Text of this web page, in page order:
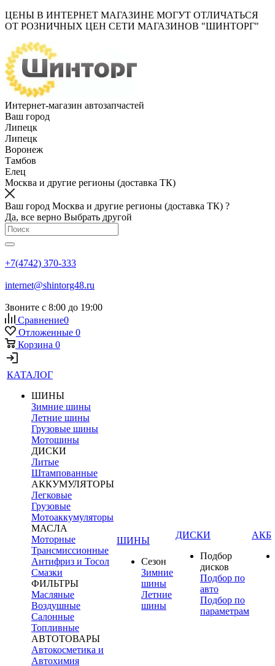
ЦЕНЫ В ИНТЕРНЕТ МАГАЗИНЕ МОГУТ ОТЛИЧАТЬСЯ
ОТ РОЗНИЧНЫХ ЦЕН СЕТИ МАГАЗИНОВ "ШИНТОРГ"
Интернет-магазин автозапчастей
Ваш город
Липецк
Липецк
Воронеж
Тамбов
Елец
Москва и другие регионы (доставка ТК)
Ваш город Москва и другие регионы (доставка ТК) ?
Да, все верно Выбрать другой
+7(4742) 370-333
internet@shintorg48.ru
Звоните с 8:00 до 19:00
Сравнение0
Отложенные 0
Корзина 0
КАТАЛОГ
ШИНЫ
Зимние шины
Летние шины
Грузовые шины
Мотошины
ДИСКИ
Литые
Штампованные
АККУМУЛЯТОРЫ
Легковые
Грузовые
Мотоаккумуляторы
МАСЛА
Моторные
Трансмиссионные
Антифриз и Тосол
Смазки
ФИЛЬТРЫ
Масляные
Воздушные
Салонные
Топливные
АВТОТОВАРЫ
Автокосметика и
Автохимия
ШИНЫ
Сезон
Зимние
шины
Летние
шины
ДИСКИ
Подбор
дисков
Подбор по
авто
Подбор по
параметрам
АКБ